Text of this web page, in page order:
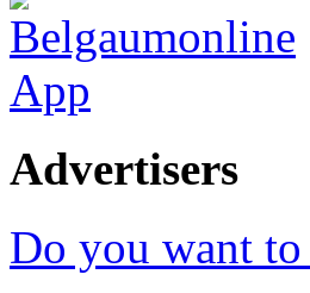
Advertisers
Do you want